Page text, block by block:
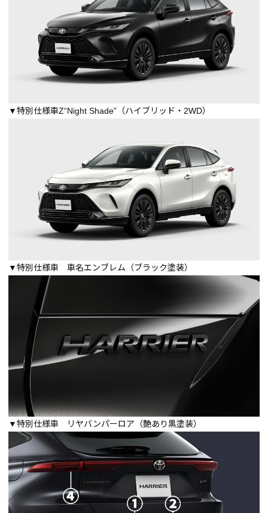
▼特別仕様車Z“Night Shade”（ハイブリッド・2WD）
▼特別仕様車 車名エンブレム（ブラック塗装）
▼特別仕様車 リヤバンパーロア（艶あり黒塗装）